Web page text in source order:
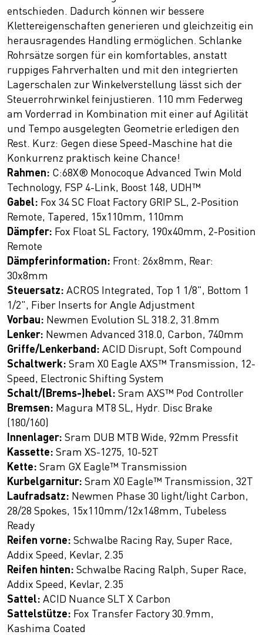
entschieden. Dadurch können wir bessere
Klettereigenschaften generieren und gleichzeitig ein
herausragendes Handling ermöglichen. Schlanke
Rohrsätze sorgen für ein komfortables, anstatt
ruppiges Fahrverhalten und mit den integrierten
Lagerschalen zur Winkelverstellung lässt sich der
Steuerrohrwinkel feinjustieren. 110 mm Federweg
am Vorderrad in Kombination mit einer auf Agilität
und Tempo ausgelegten Geometrie erledigen den
Rest. Kurz: Gegen diese Speed-Maschine hat die
Konkurrenz praktisch keine Chance!
Rahmen: C:68X® Monocoque Advanced Twin Mold
Technology, FSP 4-Link, Boost 148, UDH™
Gabel: Fox 34 SC Float Factory GRIP SL, 2-Position
Remote, Tapered, 15x110mm, 110mm
Dämpfer: Fox Float SL Factory, 190x40mm, 2-Position
Remote
Dämpferinformation: Front: 26x8mm, Rear:
30x8mm
Steuersatz: ACROS Integrated, Top 1 1/8", Bottom 1
1/2", Fiber Inserts for Angle Adjustment
Vorbau: Newmen Evolution SL 318.2, 31.8mm
Lenker: Newmen Advanced 318.0, Carbon, 740mm
Griffe/Lenkerband: ACID Disrupt, Soft Compound
Schaltwerk: Sram X0 Eagle AXS™ Transmission, 12-
Speed, Electronic Shifting System
Schalt/(Brems-)hebel: Sram AXS™ Pod Controller
Bremsen: Magura MT8 SL, Hydr. Disc Brake
(180/160)
Innenlager: Sram DUB MTB Wide, 92mm Pressfit
Kassette: Sram XS-1275, 10-52T
Kette: Sram GX Eagle™ Transmission
Kurbelgarnitur: Sram X0 Eagle™ Transmission, 32T
Laufradsatz: Newmen Phase 30 light/light Carbon,
28/28 Spokes, 15x110mm/12x148mm, Tubeless
Ready
Reifen vorne: Schwalbe Racing Ray, Super Race,
Addix Speed, Kevlar, 2.35
Reifen hinten: Schwalbe Racing Ralph, Super Race,
Addix Speed, Kevlar, 2.35
Sattel: ACID Nuance SLT X Carbon
Sattelstütze: Fox Transfer Factory 30.9mm,
Kashima Coated